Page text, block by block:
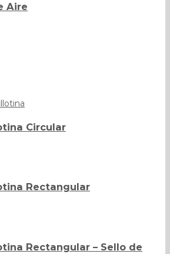
Aire
Circular
Rectangular
Rectangular – Sello de